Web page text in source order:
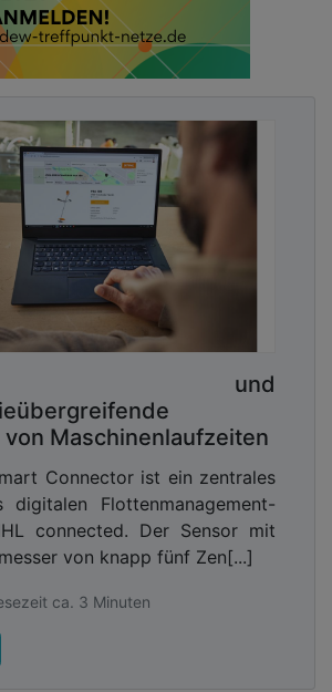
und
Maschinenlaufzeiten
Connector ist ein zentrales
digitalen Flottenmanagement-
connected. Der Sensor mit
von knapp fünf Zen[...]
ca. 3 Minuten